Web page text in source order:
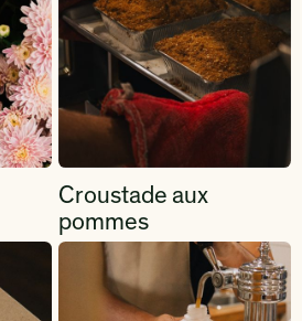
Croustade aux
pommes